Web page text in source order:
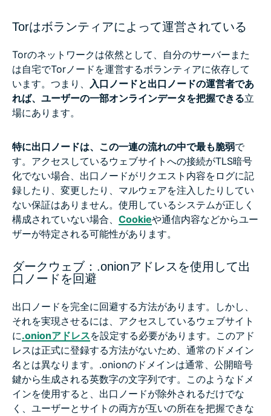
Torはボランティアによって運営されている
Torのネットワークは依然として、自分のサーバーまた
は自宅でTorノードを運営するボランティアに依存して
います。つまり、 入口ノードと出口ノードの運営者であ
れば、ユーザーの一部オンラインデータを把握できる立
場にあります。
特に出口ノードは、この一連の流れの中で最も脆弱で
す。アクセスしているウェブサイトへの接続がTLS暗号
化でない場合、出口ノードがリクエスト内容をログに記
録したり、変更したり、マルウェアを注入したりしてい
ない保証はありません。使用しているシステムが正しく
構成されていない場合、 Cookieや通信内容などからユー
ザーが特定される可能性があります。
ダークウェブ：.onionアドレスを使用して出
口ノードを回避
出口ノードを完全に回避する方法があります。しかし、
それを実現させるには、アクセスしているウェブサイト
に.onionアドレスを設定する必要があります。このアド
レスは正式に登録する方法がないため、通常のドメイン
名とは異なります。.onionのドメインは通常、公開暗号
鍵から生成される英数字の文字列です。このようなドメ
インを使用すると、出口ノードが除外されるだけでな
く、ユーザーとサイトの両方が互いの所在を把握できな